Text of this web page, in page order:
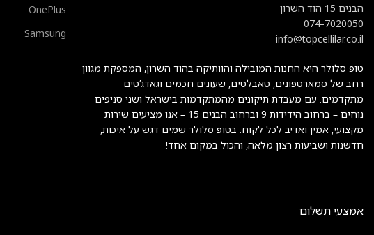
הבנים 15 הוד השרון
074-7020050
info@topcellilar.co.il
טופ סלולר היא החנות המובילה והוותיקה בהוד השרון, המספקת מגוון
רחב של סמארטפונים, טאבלטים, שעונים חכמים וגאדג’טים
מתקדמים. עם מעבדת תיקונים מהמתקדמות בישראל ושני סניפים
נוחים – ברחוב הידידות 9 וברחוב הבנים 15 – אנו מציעים שירות
מקצועי, אמין ואדיב לכל לקוח. בטופ סלולר שמים דגש על איכות,
חדשנות ושביעות רצון מלאה, והכול במקום אחד!
OnePlus
Samsung
אמצעי תשלום